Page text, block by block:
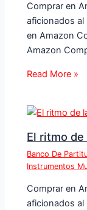
Comprar en
aficionados
en Amazon
Amazon
Read More »
El ritmo de
Banco De
Instrumentos
Comprar en
aficionados